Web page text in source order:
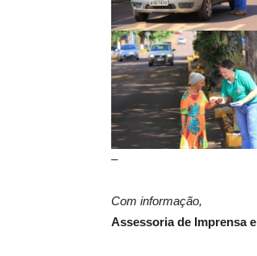
–
Com informação,
Assessoria de Imprensa